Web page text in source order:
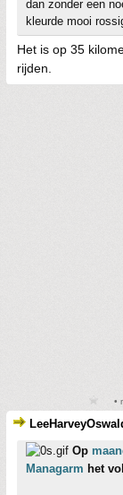
dan zonder een
kleurde mooi
Het is op 35
rijden.
•
Op
Managarm het